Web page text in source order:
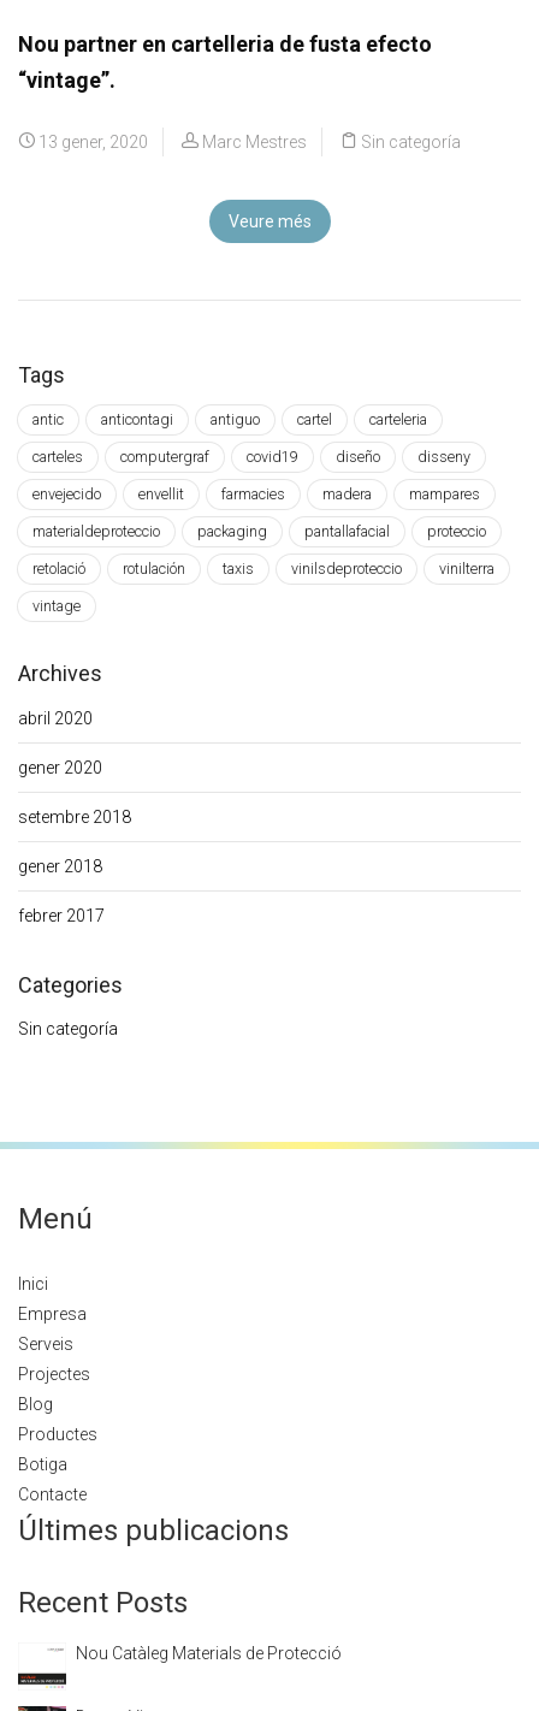
Nou partner en cartelleria de fusta efecto
“vintage”.
13 gener, 2020 Marc Mestres Sin categoría
Veure més
Tags
antic anticontagi antiguo cartel carteleria
carteles computergraf covid19 diseño disseny
envejecido envellit farmacies madera mampares
materialdeproteccio packaging pantallafacial proteccio
retolació rotulación taxis vinilsdeproteccio vinilterra
vintage
Archives
abril 2020
gener 2020
setembre 2018
gener 2018
febrer 2017
Categories
Sin categoría
Menú
Inici
Empresa
Serveis
Projectes
Blog
Productes
Botiga
Contacte
Últimes publicacions
Recent Posts
Nou Catàleg Materials de Protecció